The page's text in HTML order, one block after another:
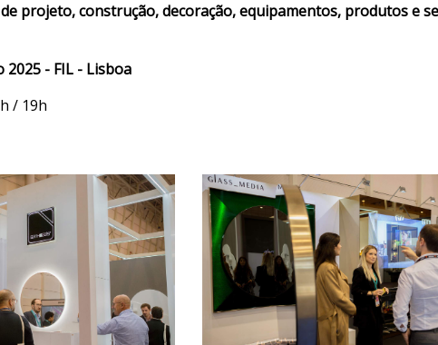
projeto, construção, decoração, equipamentos, produtos e
2025 - FIL - Lisboa
/ 19h